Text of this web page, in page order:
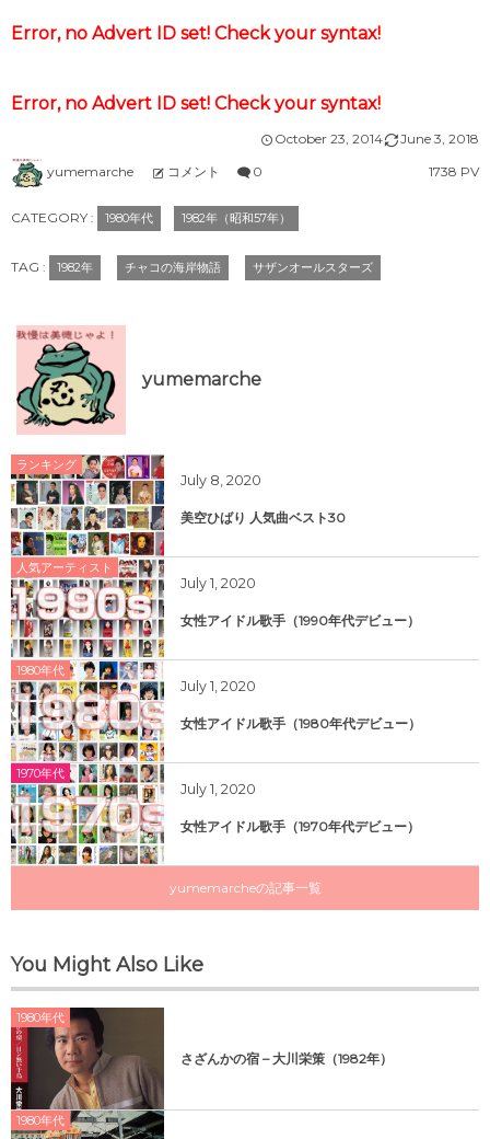
Error, no Advert ID set! Check your syntax!
Error, no Advert ID set! Check your syntax!
October 23,2014 June 3, 2018
yumemarche
コメント 0 1738 PV
CATEGORY : 1980年代 1982年（昭和57年）
TAG : 1982年 チャコの海岸物語 サザンオールスターズ
yumemarche
ランキング
July 8, 2020
美空ひばり 人気曲ベスト30
人気アーティスト
July 1, 2020
女性アイドル歌手（1990年代デビュー）
1980年代
July 1, 2020
女性アイドル歌手（1980年代デビュー）
1970年代
July 1, 2020
女性アイドル歌手（1970年代デビュー）
yumemarcheの記事一覧
You Might Also Like
1980年代
さざんかの宿 – 大川栄策（1982年）
1980年代